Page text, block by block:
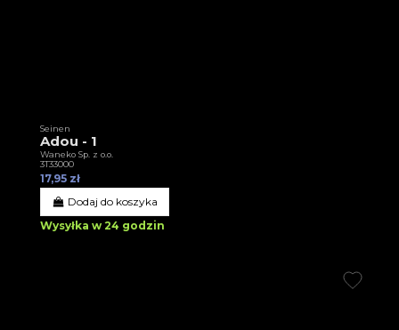
Seinen
Adou - 1
Waneko Sp. z o.o.
3T33000
17,95 zł
Dodaj do koszyka
Wysyłka w 24 godzin